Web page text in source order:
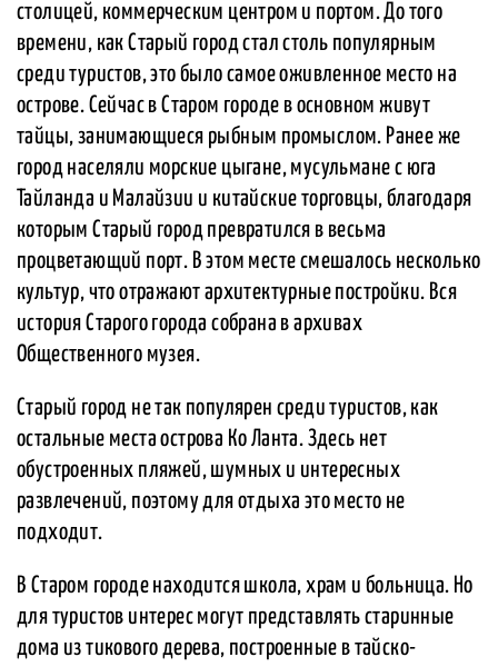
столицей, коммерческим центром и портом. До того
времени, как Старый город стал столь популярным
среди туристов, это было самое оживленное место на
острове. Сейчас в Старом городе в основном живут
тайцы, занимающиеся рыбным промыслом. Ранее же
город населяли морские цыгане, мусульмане с юга
Тайланда и Малайзии и китайские торговцы, благодаря
которым Старый город превратился в весьма
процветающий порт. В этом месте смешалось несколько
культур, что отражают архитектурные постройки. Вся
история Старого города собрана в архивах
Общественного музея.
Старый город не так популярен среди туристов, как
остальные места острова Ко Ланта. Здесь нет
обустроенных пляжей, шумных и интересных
развлечений, поэтому для отдыха это место не
подходит.
В Старом городе находится школа, храм и больница. Но
для туристов интерес могут представлять старинные
дома из тикового дерева, построенные в тайско-